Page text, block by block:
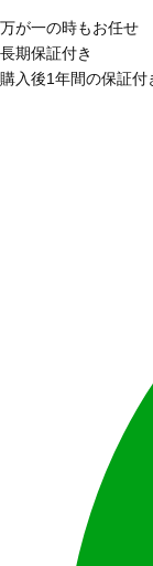
万が一の時もお任せ
長期保証付き
購入後1年間の保証